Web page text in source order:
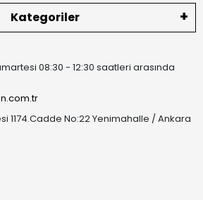
Kategoriler
08:30 - 12:30 saatleri arasında
1174.Cadde No:22 Yenimahalle / Ankara